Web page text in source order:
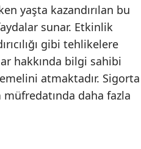
yaşta kazandırılan bu
sunar. Etkinlik
gibi tehlikelere
hakkında bilgi sahibi
atmaktadır. Sigorta
daha fazla